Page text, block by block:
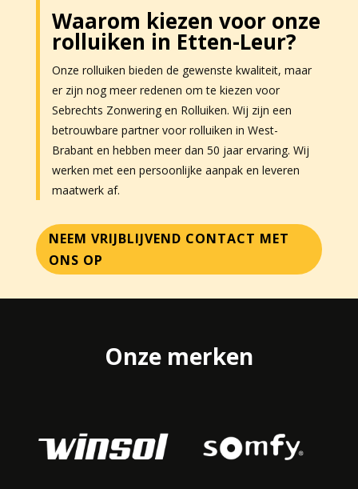
Waarom kiezen voor onze
rolluiken in Etten-Leur?
Onze rolluiken bieden de gewenste kwaliteit, maar
er zijn nog meer redenen om te kiezen voor
Sebrechts Zonwering en Rolluiken. Wij zijn een
betrouwbare partner voor rolluiken in West-
Brabant en hebben meer dan 50 jaar ervaring. Wij
werken met een persoonlijke aanpak en leveren
maatwerk af.
NEEM VRIJBLIJVEND CONTACT MET
ONS OP
Onze merken